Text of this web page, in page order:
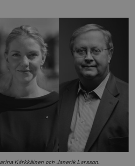
Kärkkäinen och Janerik Larsson.